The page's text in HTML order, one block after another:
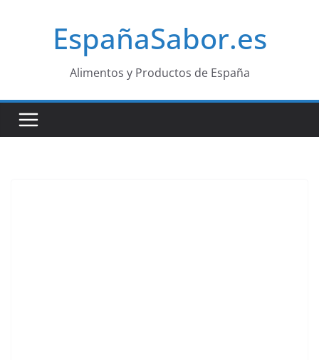
EspañaSabor.es
Alimentos y Productos de España